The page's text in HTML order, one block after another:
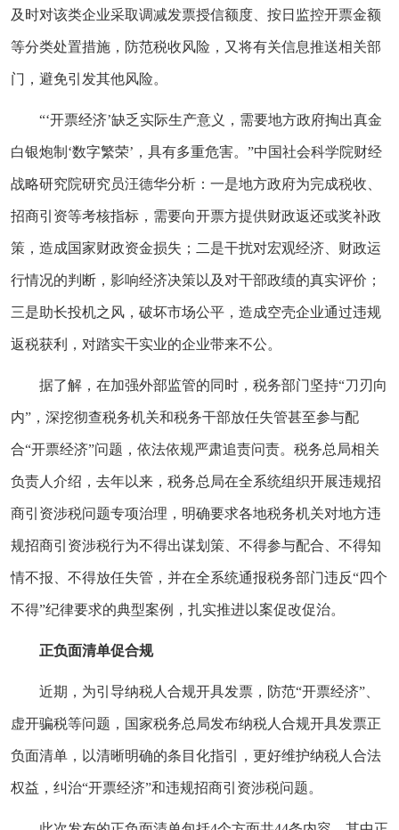
及时对该类企业采取调减发票授信额度、按日监控开票金额
等分类处置措施，防范税收风险，又将有关信息推送相关部
门，避免引发其他风险。
“‘开票经济’缺乏实际生产意义，需要地方政府掏出真金
白银炮制‘数字繁荣’，具有多重危害。”中国社会科学院财经
战略研究院研究员汪德华分析：一是地方政府为完成税收、
招商引资等考核指标，需要向开票方提供财政返还或奖补政
策，造成国家财政资金损失；二是干扰对宏观经济、财政运
行情况的判断，影响经济决策以及对干部政绩的真实评价；
三是助长投机之风，破坏市场公平，造成空壳企业通过违规
返税获利，对踏实干实业的企业带来不公。
据了解，在加强外部监管的同时，税务部门坚持“刀刃向
内”，深挖彻查税务机关和税务干部放任失管甚至参与配
合“开票经济”问题，依法依规严肃追责问责。税务总局相关
负责人介绍，去年以来，税务总局在全系统组织开展违规招
商引资涉税问题专项治理，明确要求各地税务机关对地方违
规招商引资涉税行为不得出谋划策、不得参与配合、不得知
情不报、不得放任失管，并在全系统通报税务部门违反“四个
不得”纪律要求的典型案例，扎实推进以案促改促治。
正负面清单促合规
近期，为引导纳税人合规开具发票，防范“开票经济”、
虚开骗税等问题，国家税务总局发布纳税人合规开具发票正
负面清单，以清晰明确的条目化指引，更好维护纳税人合法
权益，纠治“开票经济”和违规招商引资涉税问题。